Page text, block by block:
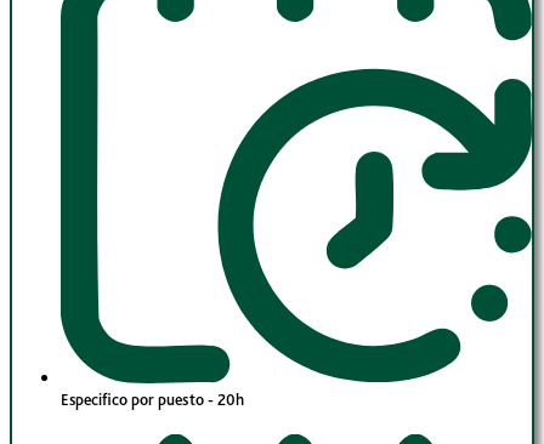
Especifico por puesto - 20h